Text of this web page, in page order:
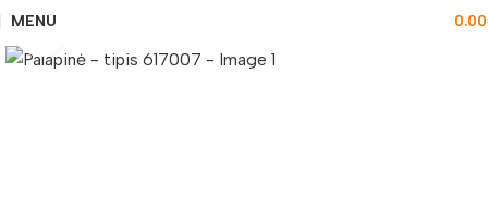
MENU 0.00